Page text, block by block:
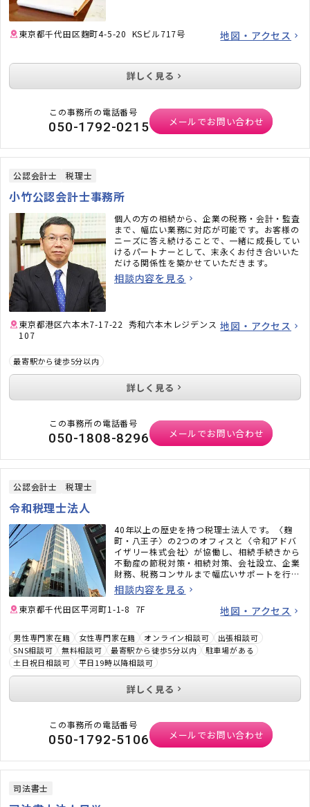
東京都千代田区麴町4-5-20 KSビル717号 地図・アクセス
詳しく見る
この事務所の電話番号
050-1792-0215 メールでお問い合わせ
公認会計士 税理士
小竹公認会計士事務所
個人の方の相続から、企業の税務・会計・監査
まで、幅広い業務に対応が可能です。お客様の
ニーズに答え続けることで、一緒に成長してい
けるパートナーとして、末永くお付き合いいた
だける関係性を築かせていただきます。
相談内容を見る
東京都港区六本木7-17-22 秀和六本木レジデンス
107
地図・アクセス
最寄駅から徒歩5分以内
詳しく見る
この事務所の電話番号
050-1808-8296 メールでお問い合わせ
公認会計士 税理士
令和税理士法人
40年以上の歴史を持つ税理士法人です。〈麹
町・八王子〉の2つのオフィスと〈令和アドバ
イザリー株式会社〉が協働し、相続手続きから
不動産の節税対策・相続対策、会社設立、企業
財務、税務コンサルまで幅広いサポートを行っ
ています。機械的に進めるのではなく、お客様
一人ひとりの「お気持ち」に寄り添い、並走い
たします。お話を伺い、専門外だった場合には
必要な各分野の専門職をお繋ぎいたします。ど
うぞお気軽にご相談ください。
相談内容を見る
東京都千代田区平河町1-1-8 7F 地図・アクセス
男性専門家在籍 女性専門家在籍 オンライン相談可
出張相談可
SNS相談可
無料相談可 最寄駅から徒歩5分以内
駐車場がある
土日祝日相談可
平日19時以降相談可
詳しく見る
この事務所の電話番号
050-1792-5106 メールでお問い合わせ
司法書士